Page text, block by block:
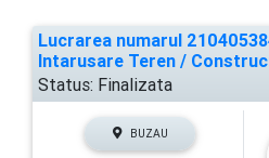
Lucrarea numarul
Intarusare Teren /
Status: Finalizata
BUZAU